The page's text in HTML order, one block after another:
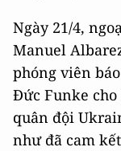
Ngày 21/4,
Manuel
phóng viên
Đức Funke
quân đội
như đã cam